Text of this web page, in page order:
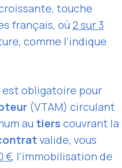
touche
français, où 2 sur 3
comme l’indique
est obligatoire pour
(VTAM) circulant
au tiers couvrant la
valide, vous
€, l’immobilisation de